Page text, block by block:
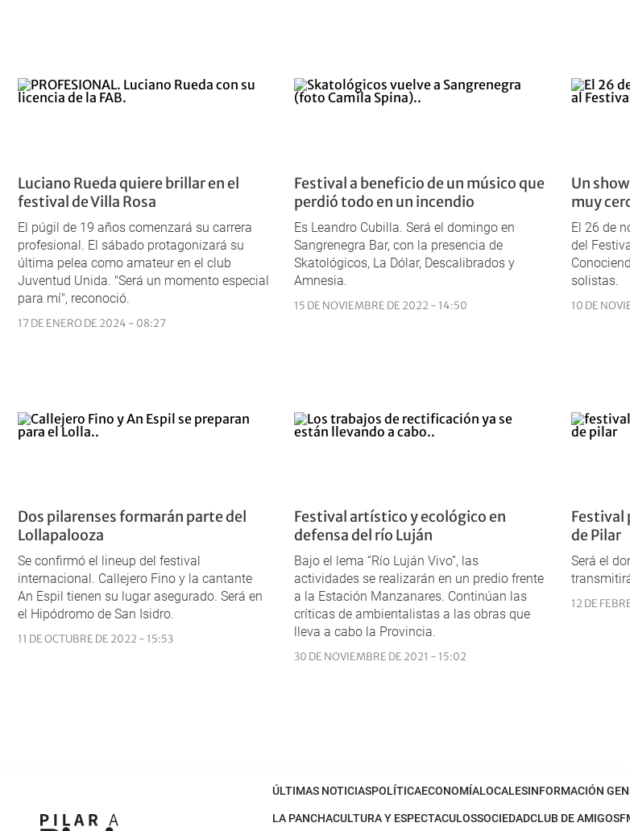
Luciano Rueda quiere brillar en el
festival de Villa Rosa
El púgil de 19 años comenzará su carrera
profesional. El sábado protagonizará su
última pelea como amateur en el club
Juventud Unida. "Será un momento especial
para mí", reconoció.
17 DE ENERO DE 2024 - 08:27
Festival a beneficio de un músico que
perdió todo en un incendio
Es Leandro Cubilla. Será el domingo en
Sangrenegra Bar, con la presencia de
Skatológicos, La Dólar, Descalibrados y
Amnesia.
15 DE NOVIEMBRE DE 2022 - 14:50
Un
muy
El 26 de
del
solistas.
10 DE
Dos pilarenses formarán parte del
Lollapalooza
Se confirmó el lineup del festival
internacional. Callejero Fino y la cantante
An Espil tienen su lugar asegurado. Será en
el Hipódromo de San Isidro.
11 DE OCTUBRE DE 2022 - 15:53
Festival artístico y ecológico en
defensa del río Luján
Bajo el lema “Río Luján Vivo”, las
actividades se realizarán en un predio frente
a la Estación Manzanares. Continúan las
críticas de ambientalistas a las obras que
lleva a cabo la Provincia.
30 DE NOVIEMBRE DE 2021 - 15:02
Festival
de Pilar
Será el
12 DE
ÚLTIMAS NOTICIASPOLÍTICAECONOMÍALOCALESINFORMACIÓN
LA PANCHACULTURA Y ESPECTACULOSSOCIEDADCLUB DE AMIGOS